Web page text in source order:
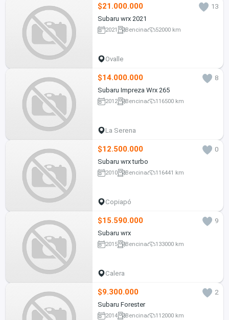
$21.000.000
13
Subaru wrx 2021
2021 Bencina 52000 km
Ovalle
$14.000.000
8
Subaru Impreza Wrx 265
2012 Bencina 116500 km
La Serena
$12.500.000
0
Subaru wrx turbo
2010 Bencina 116441 km
Copiapó
$15.590.000
9
Subaru wrx
2015 Bencina 133000 km
Calera
$9.300.000
2
Subaru Forester
2014 Bencina 112000 km